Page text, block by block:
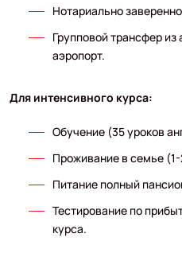
Нотариально
Групповой трансфер из
аэропорт.
Для интенсивного курса:
Обучение (35 уроков
Проживание в семье
Питание полный
Тестирование по
курса.